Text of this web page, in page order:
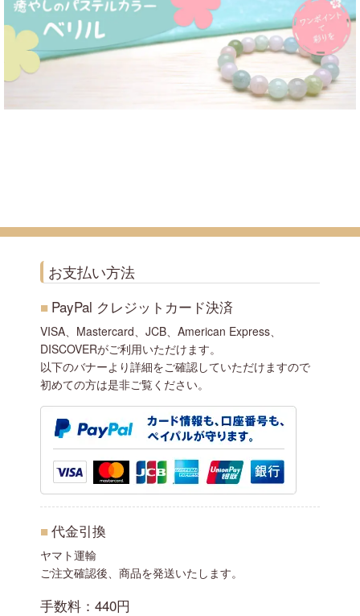
お支払い方法
■ PayPal クレジットカード決済
VISA、Mastercard、JCB、American Express、
DISCOVERがご利用いただけます。
以下のバナーより詳細をご確認していただけますので
初めての方は是非ご覧ください。
■代金引換
ヤマト運輸
ご注文確認後、商品を発送いたします。
手数料：440円